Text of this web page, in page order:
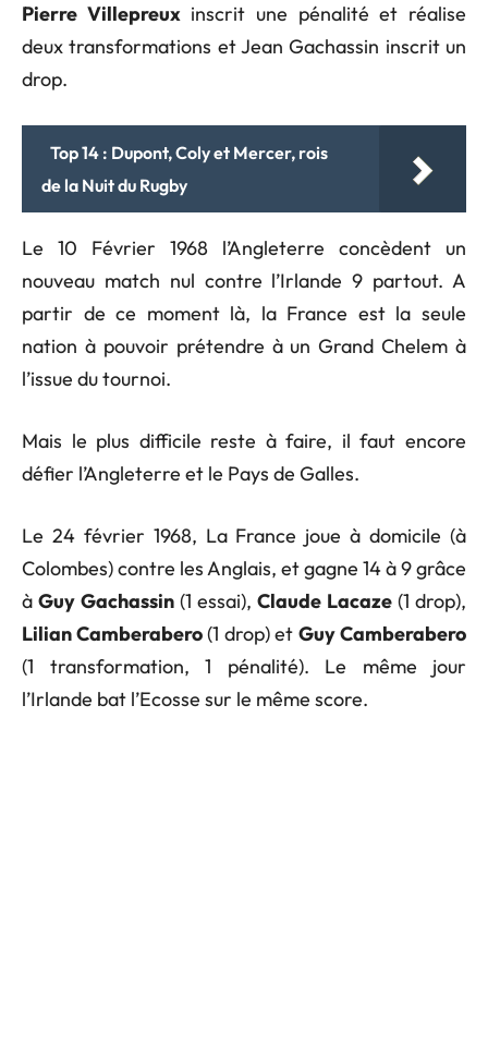
Pierre Villepreuxinscrit une pénalité et réalise
deux transformations et Jean Gachassin inscrit un
drop.
Top 14 : Dupont, Coly et Mercer, rois
de la Nuit du Rugby
Le 10 Février 1968 l’Angleterre concèdent un
nouveau match nul contre l’Irlande 9 partout. A
partir de ce moment là, la France est la seule
nation à pouvoir prétendre à un Grand Chelem à
l’issue du tournoi.
Mais le plus difficile reste à faire, il faut encore
défier l’Angleterre et le Pays de Galles.
Le 24 février 1968, La France joue à domicile (à
Colombes) contre les Anglais, et gagne 14 à 9 grâce
àGuy Gachassin(1 essai),Claude Lacaze(1 drop),
Lilian Camberabero(1 drop) etGuy Camberabero
(1 transformation, 1 pénalité). Le même jour
l’Irlande bat l’Ecosse sur le même score.